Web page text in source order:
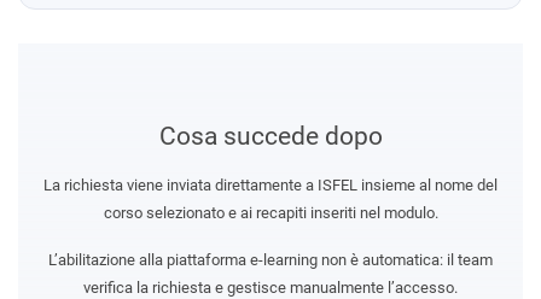
Cosa succede dopo
La richiesta viene inviata direttamente a ISFEL insieme al nome del
corso selezionato e ai recapiti inseriti nel modulo.
L’abilitazione alla piattaforma e-learning non è automatica: il team
verifica la richiesta e gestisce manualmente l’accesso.